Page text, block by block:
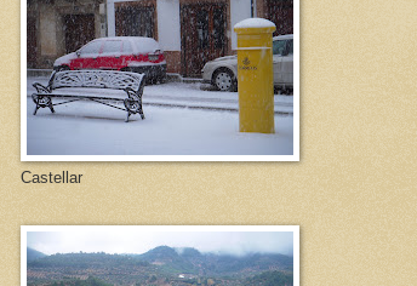
Castellar